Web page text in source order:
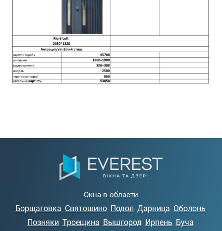
Окна в области
Борщаговка Святошино Подол Дарница Оболонь
Позняки Троещина Вышгород Ирпень Буча